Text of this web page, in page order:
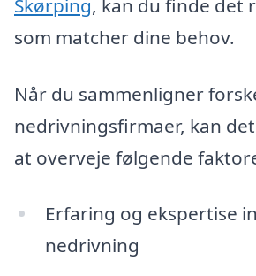
Skørping, kan du finde det
som matcher dine behov.
Når du sammenligner
nedrivningsfirmaer, kan
at overveje følgende
Erfaring og ekspertise
nedrivning